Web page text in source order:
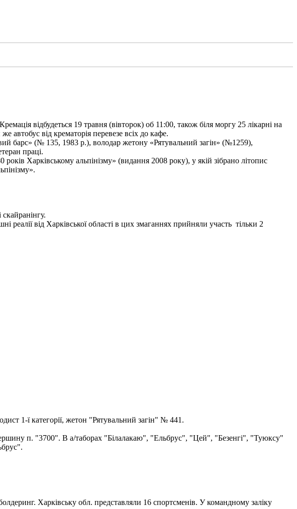
відбудеться 19 травня (вівторок) об 11:00, також біля моргу 25 лікарні на
від крематорія перевезе всіх до кафе.
барс» (№ 135, 1983 р.), володар жетону «Рятувальний загін» (№1259),
праці.
Харківському альпінізму» (видання 2008 року), у якій зібрано літопис
від Харківської області в цих змаганнях прийняли участь тільки 2
1-ї категорії, жетон "Рятувальний загін" № 441.
п. "3700". В а/таборах "Білалакаю", "Ельбрус", "Цей", "Безенгі", "Туюксу"
Харківську обл. представляли 16 спортсменів. У командному заліку